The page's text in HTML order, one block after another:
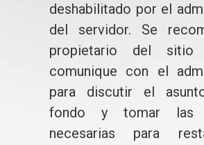
deshabilitado por el
del servidor. Se
propietario del
comunique con el
para discutir el
fondo y tomar las
necesarias para